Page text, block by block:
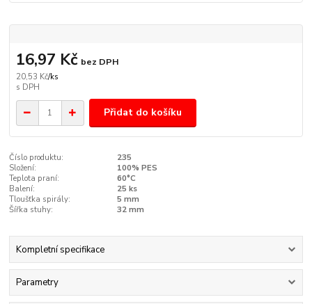
20,53 Kč/ks
16,97 Kč bez DPH
Přidat do košíku
Číslo produktu:
235
Složení:
100% PES
Teplota praní:
60°C
Balení:
25 ks
Tloušťka spirály:
5 mm
Šířka stuhy:
32 mm
Kompletní specifikace
Parametry